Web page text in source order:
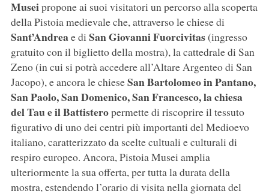
Museipropone ai suoi visitatori un percorso alla scoperta
della Pistoia medievale che, attraverso le chiese di
Sant’Andreae di San Giovanni Fuorcivitas(ingresso
gratuito con il biglietto della mostra), la cattedrale di San
Zeno (in cui si potrà accedere all’Altare Argenteo di San
Jacopo), e ancora le chieseSan Bartolomeo in Pantano,
San Paolo, San Domenico, San Francesco, la chiesa
del Tau e il Battisteropermette di riscoprire il tessuto
figurativo di uno dei centri più importanti del Medioevo
italiano, caratterizzato da scelte cultuali e culturali di
respiro europeo. Ancora, Pistoia Musei amplia
ulteriormente la sua offerta, per tutta la durata della
mostra, estendendo l’orario di visita nella giornata del